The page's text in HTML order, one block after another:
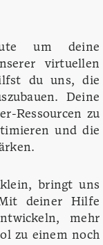
um deine
virtuellen
du uns, die
Deine
Ressourcen zu
und die
bringt uns
deiner Hilfe
mehr
zu einem noch